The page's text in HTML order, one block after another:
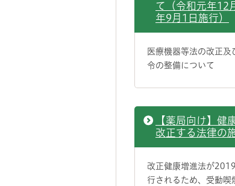
て（令和元年
年9月1日施行）
医療機器等法の改正及
令の整備について
【薬局向け】健
改正する法律の
改正健康増進法が
行されるため、受動喫